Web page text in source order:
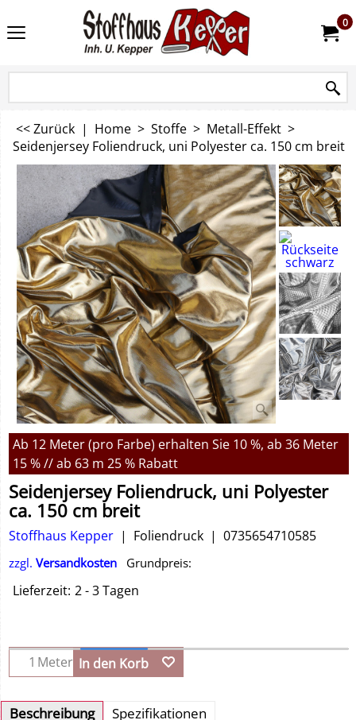
0
<< Zurück | Home > Stoffe > Metall-Effekt >
Seidenjersey Foliendruck, uni Polyester ca. 150 cm breit
Ab 12 Meter (pro Farbe) erhalten Sie 10 %, ab 36 Meter
15 % // ab 63 m 25 % Rabatt
Seidenjersey Foliendruck, uni Polyester
ca. 150 cm breit
Stoffhaus Kepper Foliendruck 0735654710585
zzgl. Versandkosten Grundpreis:
Lieferzeit: 2 - 3 Tagen
Meter In den Korb
Beschreibung Spezifikationen